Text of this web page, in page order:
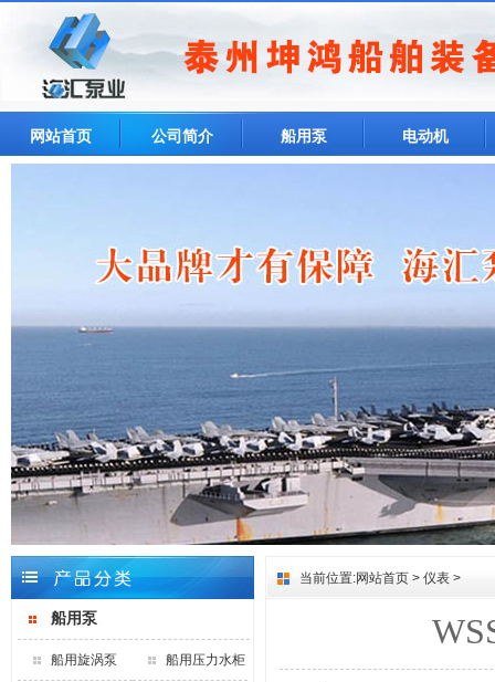
网站首页 公司简介 船用泵 电动机
船用泵
船用旋涡泵 船用压力水柜
当前位置:网站首页 > 仪表 >